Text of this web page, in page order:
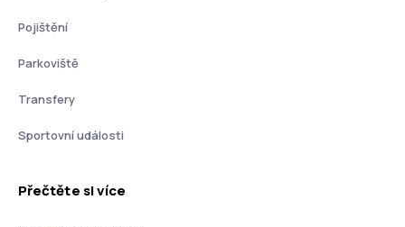
Pojištění
Parkoviště
Transfery
Sportovní události
Přečtěte si více